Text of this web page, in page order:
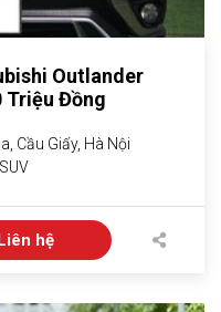
Outlander
Triệu Đồng
Cầu Giấy, Hà Nội
SUV
hệ